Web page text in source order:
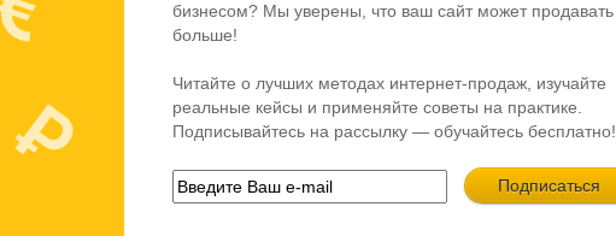
бизнесом? Мы уверены, что ваш сайт может продавать
больше!
Читайте о лучших методах интернет-продаж, изучайте
реальные кейсы и применяйте советы на практике.
Подписывайтесь на рассылку — обучайтесь бесплатно!